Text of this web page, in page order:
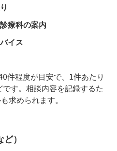
療科の案内
イス
件程度が目安で、1件あたり
す。相談内容を記録するた
求められます。
）